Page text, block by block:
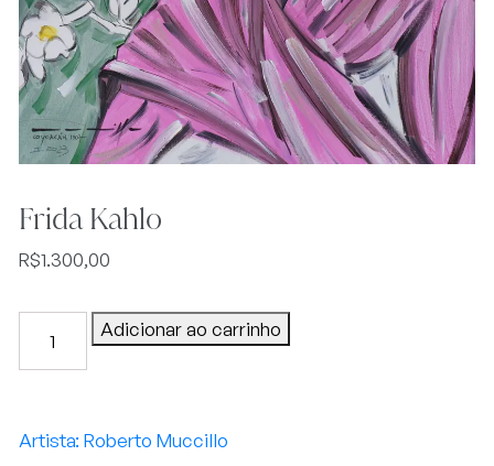
Frida Kahlo
R$1.300,00
Kahlo
Adicionar ao carrinho
Roberto Muccillo